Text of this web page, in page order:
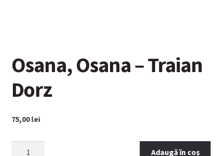
Osana, Osana – Traian
Dorz
75,00lei
Adaugă în coș